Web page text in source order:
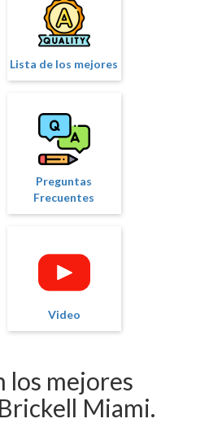
Lista de los mejores
Preguntas
Frecuentes
Video
los mejores
Miami.